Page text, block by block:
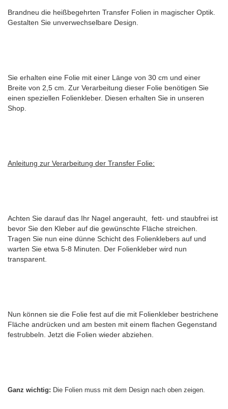
Brandneu die heißbegehrten Transfer Folien in magischer Optik.
Gestalten Sie unverwechselbare Design.
Sie erhalten eine Folie mit einer Länge von 30 cm und einer
Breite von 2,5 cm. Zur Verarbeitung dieser Folie benötigen Sie
einen speziellen Folienkleber. Diesen erhalten Sie in unseren
Shop.
Anleitung zur Verarbeitung der Transfer Folie:
Achten Sie darauf das Ihr Nagel angerauht, fett- und staubfrei ist
bevor Sie den Kleber auf die gewünschte Fläche streichen.
Tragen Sie nun eine dünne Schicht des Folienklebers auf und
warten Sie etwa 5-8 Minuten. Der Folienkleber wird nun
transparent.
Nun können sie die Folie fest auf die mit Folienkleber bestrichene
Fläche andrücken und am besten mit einem flachen Gegenstand
festrubbeln. Jetzt die Folien wieder abziehen.
Ganz wichtig: Die Folien muss mit dem Design nach oben zeigen.